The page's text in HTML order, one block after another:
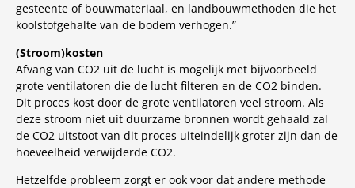
gesteente of bouwmateriaal, en landbouwmethoden die het
koolstofgehalte van de bodem verhogen.”
(Stroom)kosten
Afvang van CO2 uit de lucht is mogelijk met bijvoorbeeld
grote ventilatoren die de lucht filteren en de CO2 binden.
Dit proces kost door de grote ventilatoren veel stroom. Als
deze stroom niet uit duurzame bronnen wordt gehaald zal
de CO2 uitstoot van dit proces uiteindelijk groter zijn dan de
hoeveelheid verwijderde CO2.
Hetzelfde probleem zorgt er ook voor dat andere methode